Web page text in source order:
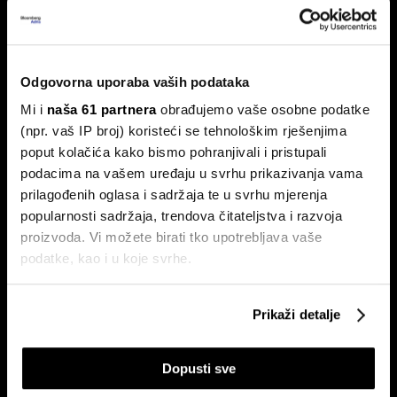
Odgovorna uporaba vaših podataka
Mi i naša 61 partneraobrađujemo vaše osobne podatke
(npr. vaš IP broj) koristeći se tehnološkim rješenjima
poput kolačića kako bismo pohranjivali i pristupali
podacima na vašem uređaju u svrhu prikazivanja vama
prilagođenih oglasa i sadržaja te u svrhu mjerenja
popularnosti sadržaja, trendova čitateljstva i razvoja
proizvoda. Vi možete birati tko upotrebljava vaše
podatke, kao i u koje svrhe.
Prikupljati podatke o vašoj geografskoj lokaciji,
koji mogu biti precizni do radijusa od nekoliko metara
Prepoznati vaš uređaj tako što ćemo aktivno
skenirati njegove određene karakteristike ("uzimanje
Prikaži detalje
Dopusti sve
lov na 'savršen trenutak' loša
strategija?
najmanjom volatilnošću na burzama.
Zarada Crobex10 skočila,
Končar zablistao u izvještajima,
Končar predvodi regiju, Wall